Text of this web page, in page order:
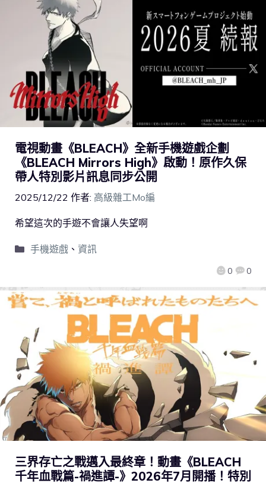
電視動畫《BLEACH》全新手機遊戲企劃
《BLEACH Mirrors High》啟動！原作久保
帶人特別影片訊息同步公開
2025/12/22 作者: 高級雜工Mo編
0 0
希望這次的手遊不會讓人失望啊
手機遊戲、 資訊
三界存亡之戰邁入最終章！動畫《BLEACH
千年血戰篇-禍進譚-》2026年7月開播！特別